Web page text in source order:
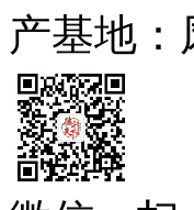
产基地